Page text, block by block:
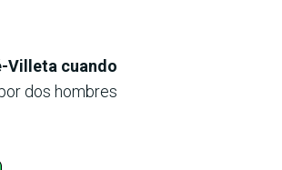
Villeta cuando
dos hombres